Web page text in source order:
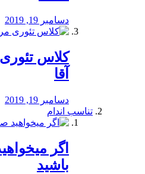
دسامبر 19, 2019
آقا
دسامبر 19, 2019
تناسب اندام
اگر
باشید